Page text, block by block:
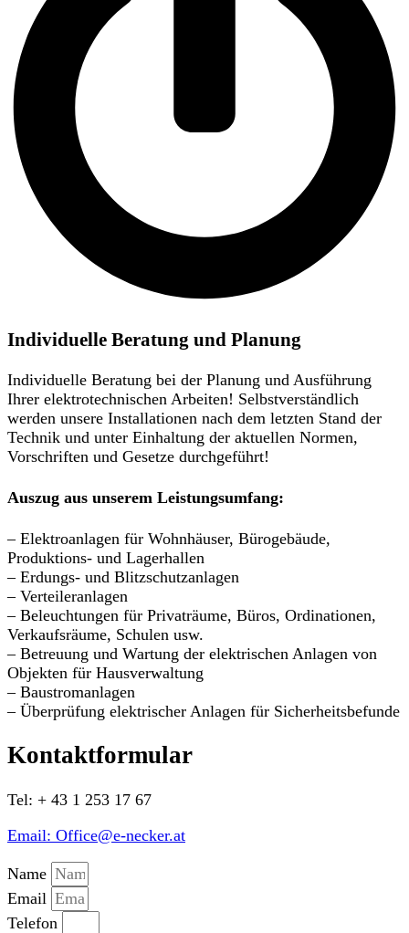
Individuelle Beratung und Planung
Individuelle Beratung bei der Planung und Ausführung
Ihrer elektrotechnischen Arbeiten! Selbstverständlich
werden unsere Installationen nach dem letzten Stand der
Technik und unter Einhaltung der aktuellen Normen,
Vorschriften und Gesetze durchgeführt!
Auszug aus unserem Leistungsumfang:
– Elektroanlagen für Wohnhäuser, Bürogebäude,
Produktions- und Lagerhallen
– Erdungs- und Blitzschutzanlagen
– Verteileranlagen
– Beleuchtungen für Privaträume, Büros, Ordinationen,
Verkaufsräume, Schulen usw.
– Betreuung und Wartung der elektrischen Anlagen von
Objekten für Hausverwaltung
– Baustromanlagen
– Überprüfung elektrischer Anlagen für Sicherheitsbefunde
Kontaktformular
Tel: + 43 1 253 17 67
Email: Office@e-necker.at
Name
Email
Telefon